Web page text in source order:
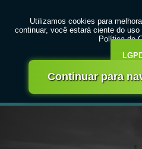
Entre em contato com um